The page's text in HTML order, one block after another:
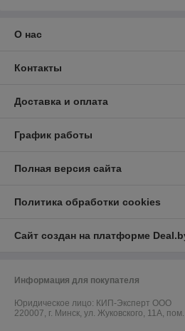
О нас
Контакты
Доставка и оплата
График работы
Полная версия сайта
Политика обработки cookies
Сайт создан на платформе
Информация для покупателя
Юридическое лицо: КИП-Эксперт ООО
220007, г. Минск, ул. Жуковского, 11А,